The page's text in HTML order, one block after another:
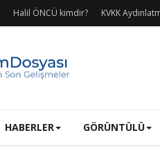
Halil ÖNCÜ kimdir? KVKK
HABERLER GÖRÜNTÜLÜ